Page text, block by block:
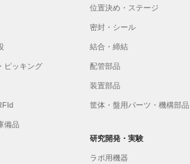
位置決め・ステージ
密封・シール
結合・締結
配管部品
装置部品
筐体・盤用パーツ・機構部品
ピッキング
備品
研究開発・実験
ラボ用機器